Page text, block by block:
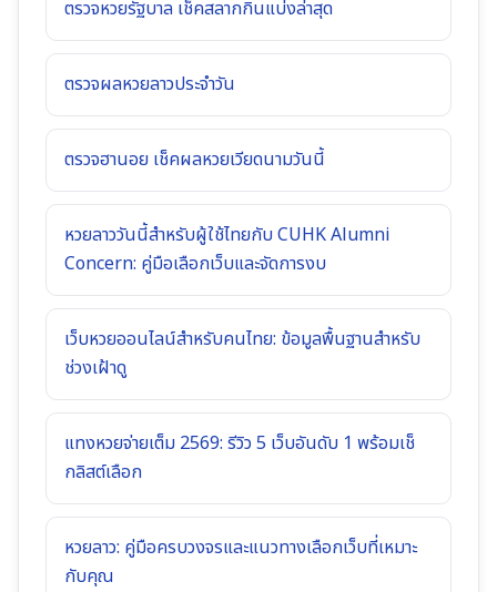
ตรวจหวยรัฐบาล เช็คสลากกินแบ่งล่าสุด
ตรวจผลหวยลาวประจำวัน
ตรวจฮานอย เช็คผลหวยเวียดนามวันนี้
หวยลาววันนี้สำหรับผู้ใช้ไทยกับ CUHK Alumni
Concern: คู่มือเลือกเว็บและจัดการงบ
เว็บหวยออนไลน์สำหรับคนไทย: ข้อมูลพื้นฐานสำหรับ
ช่วงเฝ้าดู
แทงหวยจ่ายเต็ม 2569: รีวิว 5 เว็บอันดับ 1 พร้อมเช็
กลิสต์เลือก
หวยลาว: คู่มือครบวงจรและแนวทางเลือกเว็บที่เหมาะ
กับคุณ